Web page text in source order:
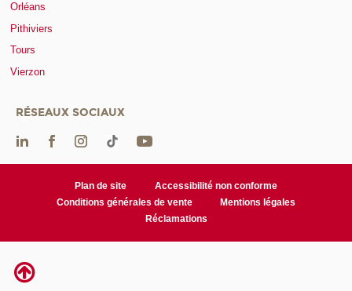
Orléans
Pithiviers
Tours
Vierzon
RÉSEAUX SOCIAUX
Plan de site
Accessibilité non conforme
Conditions générales de vente
Mentions légales
Réclamations